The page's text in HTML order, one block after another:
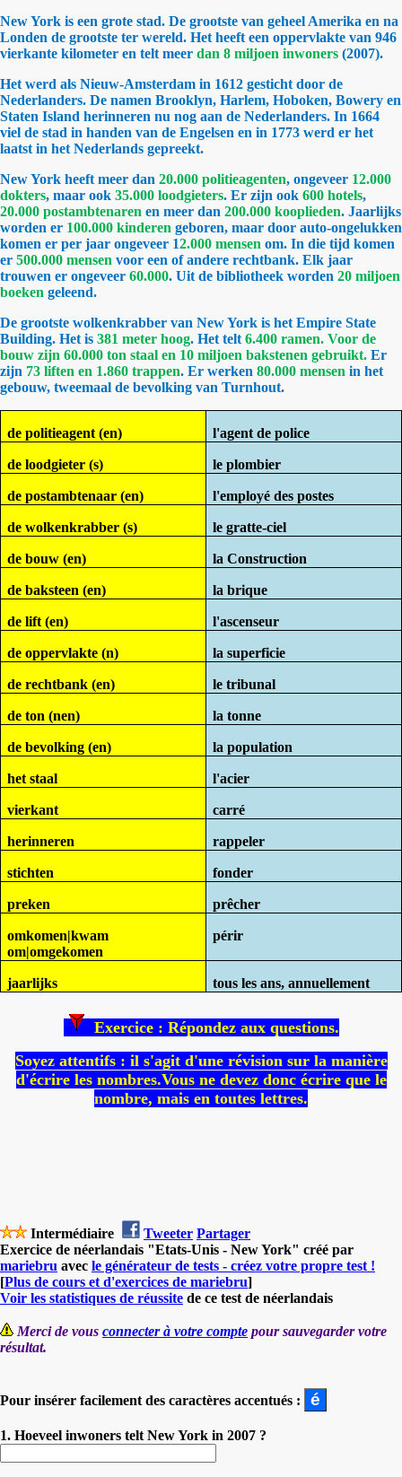
New York is een grote stad. De grootste van geheel Amerika en na
Londen de grootste ter wereld. Het heeft een oppervlakte van 946
vierkante kilometer en telt meer dan 8 miljoen inwoners (2007).
Het werd als Nieuw-Amsterdam in 1612 gesticht door de
Nederlanders. De namen Brooklyn, Harlem, Hoboken, Bowery en
Staten Island herinneren nu nog aan de Nederlanders. In 1664
viel de stad in handen van de Engelsen en in 1773 werd er het
laatst in het Nederlands gepreekt.
New York heeft meer dan 20.000 politieagenten, ongeveer 12.000
dokters, maar ook 35.000 loodgieters. Er zijn ook 600 hotels,
20.000 postambtenaren en meer dan 200.000 kooplieden. Jaarlijks
worden er 100.000 kinderen geboren, maar door auto-ongelukken
komen er per jaar ongeveer 12.000 mensen om. In die tijd komen
er 500.000 mensen voor een of andere rechtbank. Elk jaar
trouwen er ongeveer 60.000. Uit de bibliotheek worden 20 miljoen
boeken geleend.
De grootste wolkenkrabber van New York is het Empire State
Building. Het is 381 meter hoog. Het telt 6.400 ramen. Voor de
bouw zijn 60.000 ton staal en 10 miljoen bakstenen gebruikt. Er
zijn 73 liften en 1.860 trappen. Er werken 80.000 mensen in het
gebouw, tweemaal de bevolking van Turnhout.
de politieagent (en) l'agent de police
de loodgieter (s) le plombier
de postambtenaar (en) l'employé des postes
de wolkenkrabber (s) le gratte-ciel
de bouw (en) la Construction
de baksteen (en) la brique
de lift (en) l'ascenseur
de oppervlakte (n) la superficie
de rechtbank (en) le tribunal
de ton (nen) la tonne
de bevolking (en) la population
het staal l'acier
vierkant carré
herinneren rappeler
stichten fonder
preken prêcher
omkomen|kwam
om|omgekomen
périr
jaarlijks tous les ans, annuellement
Exercice : Répondez aux questions.
Soyez attentifs : il s'agit d'une révision sur la manière
d'écrire les nombres.Vous ne devez donc écrire que le
nombre, mais en toutes lettres.
Intermédiaire Tweeter Partager
Exercice de néerlandais "Etats-Unis - New York" créé par
mariebru avec le générateur de tests - créez votre propre test !
[Plus de cours et d'exercices de mariebru]
Voir les statistiques de réussite de ce test de néerlandais
Merci de vous connecter à votre compte pour sauvegarder votre
résultat.
Pour insérer facilement des caractères accentués :
1. Hoeveel inwoners telt New York in 2007 ?